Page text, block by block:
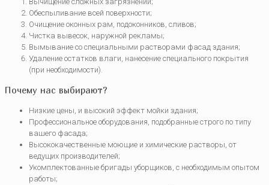
Обеспыливание всей поверхности;
Очищение оконных рам, подоконников, сливов;
Чистка вывесок, наружной рекламы;
Вымывание со специальными растворами фасад здания;
Удаление остатков влаги, нанесение специального покрытия
(при необходимости).
Почему нас выбирают?
Низкие цены, и высокий эффект мойки здания;
Профессиональное оборудования, подобранные строго по типу
вашего фасада;
Высококачественные моющие и химические растворы, от
ведущих производителей;
Укомплектованные бригады уборщиков, с необходимым опытом
работы;